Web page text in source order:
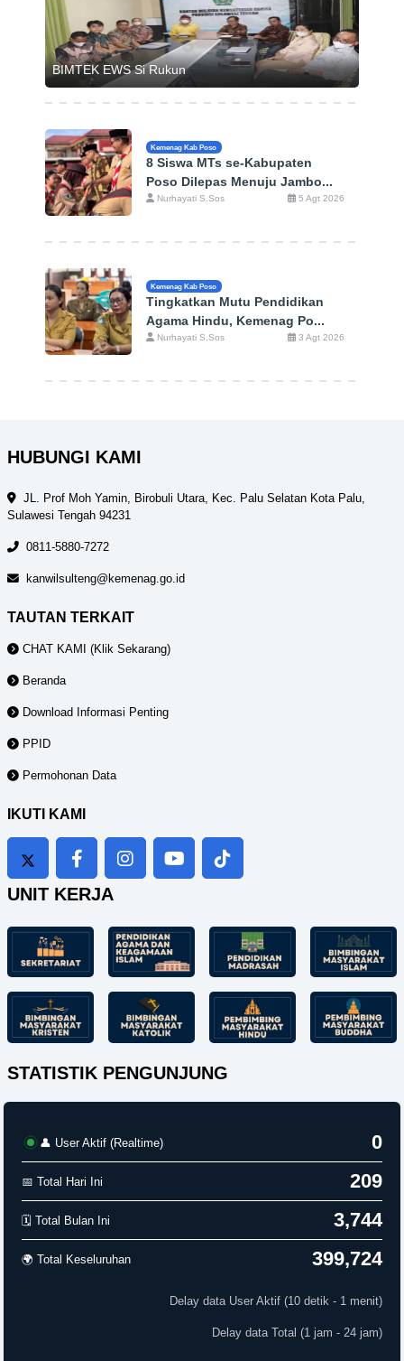
BIMTEK EWS Si Rukun
Kemenag Kab Poso
8 Siswa MTs se-Kabupaten
Poso Dilepas Menuju Jambo...
Nurhayati S.Sos 5 Agt 2026
Kemenag Kab Poso
Tingkatkan Mutu Pendidikan
Agama Hindu, Kemenag Po...
Nurhayati S.Sos 3 Agt 2026
HUBUNGI KAMI
JL. Prof Moh Yamin, Birobuli Utara, Kec. Palu Selatan Kota Palu,
Sulawesi Tengah 94231
0811-5880-7272
kanwilsulteng@kemenag.go.id
TAUTAN TERKAIT
CHAT KAMI (Klik Sekarang)
Beranda
Download Informasi Penting
PPID
Permohonan Data
IKUTI KAMI
UNIT KERJA
STATISTIK PENGUNJUNG
👤 User Aktif (Realtime) 0
📅 Total Hari Ini 209
🗓️ Total Bulan Ini 3,744
🌍 Total Keseluruhan 399,724
Delay data User Aktif (10 detik - 1 menit)
Delay data Total (1 jam - 24 jam)